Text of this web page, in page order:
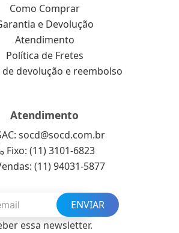
Como Comprar
e Devolução
Atendimento
Política de Fretes
de devolução e reembolso
Atendimento
socd@socd.com.br
Fixo: (11) 3101-6823
(11) 94031-5877
ENVIAR
essa newsletter.